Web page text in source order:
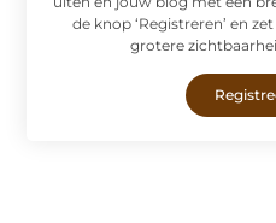
de knop ‘Registreren’ en
grotere